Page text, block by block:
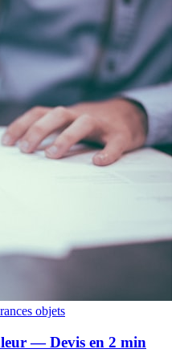
objets
— Devis en 2 min